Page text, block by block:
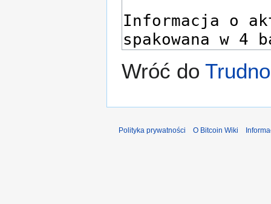
Wróć do
Polityka prywatności O Bitcoin Wiki